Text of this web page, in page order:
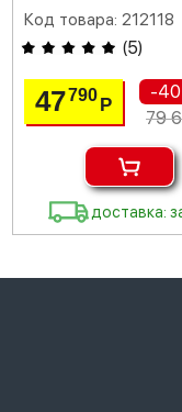
Код товара: 212118
(5)
47790Р
-40
79
доставка: